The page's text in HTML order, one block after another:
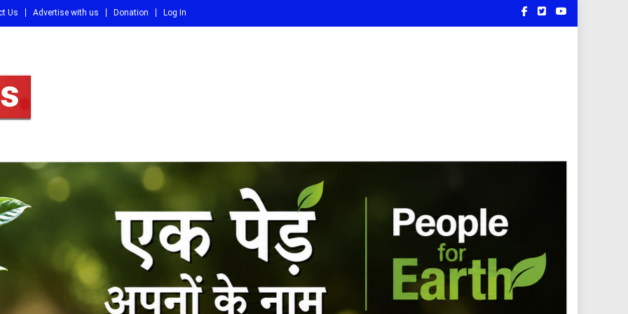
Us Advertise with us Donation Log In